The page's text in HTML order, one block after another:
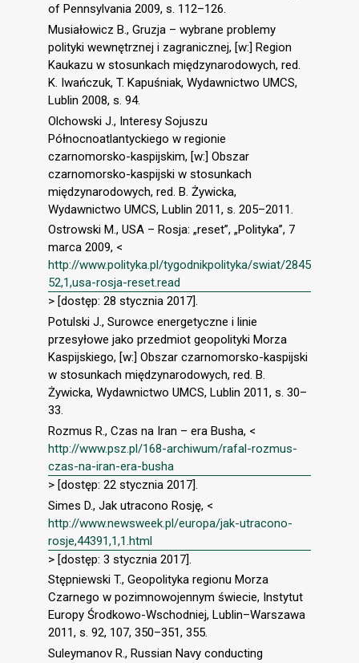
of Pennsylvania 2009, s. 112–126.
Musiałowicz B., Gruzja – wybrane problemy
polityki wewnętrznej i zagranicznej, [w:] Region
Kaukazu w stosunkach międzynarodowych, red.
K. Iwańczuk, T. Kapuśniak, Wydawnictwo UMCS,
Lublin 2008, s. 94.
Olchowski J., Interesy Sojuszu
Północnoatlantyckiego w regionie
czarnomorsko-kaspijskim, [w:] Obszar
czarnomorsko-kaspijski w stosunkach
międzynarodowych, red. B. Żywicka,
Wydawnictwo UMCS, Lublin 2011, s. 205–2011.
Ostrowski M., USA – Rosja: „reset”, „Polityka”, 7
marca 2009, <
http://www.polityka.pl/tygodnikpolityka/swiat/2845
52,1,usa-rosja-reset.read
> [dostęp: 28 stycznia 2017].
Potulski J., Surowce energetyczne i linie
przesyłowe jako przedmiot geopolityki Morza
Kaspijskiego, [w:] Obszar czarnomorsko-kaspijski
w stosunkach międzynarodowych, red. B.
Żywicka, Wydawnictwo UMCS, Lublin 2011, s. 30–
33.
Rozmus R., Czas na Iran – era Busha, <
http://www.psz.pl/168-archiwum/rafal-rozmus-
czas-na-iran-era-busha
> [dostęp: 22 stycznia 2017].
Simes D., Jak utracono Rosję, <
http://www.newsweek.pl/europa/jak-utracono-
rosje,44391,1,1.html
> [dostęp: 3 stycznia 2017].
Stępniewski T., Geopolityka regionu Morza
Czarnego w pozimnowojennym świecie, Instytut
Europy Środkowo-Wschodniej, Lublin–Warszawa
2011, s. 92, 107, 350–351, 355.
Suleymanov R., Russian Navy conducting